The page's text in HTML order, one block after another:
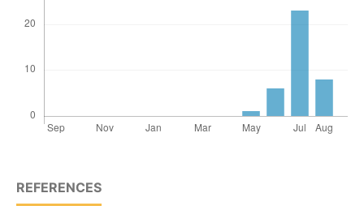
REFERENCES